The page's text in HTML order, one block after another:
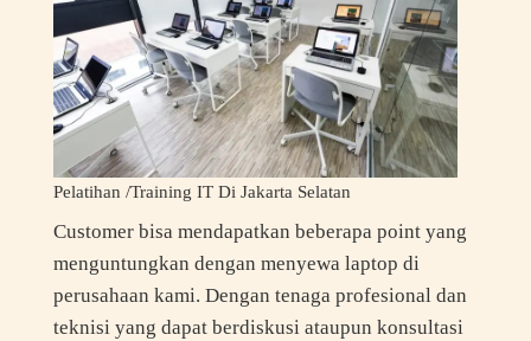
Pelatihan /Training IT Di Jakarta Selatan
Customer bisa mendapatkan beberapa point yang
menguntungkan dengan menyewa laptop di
perusahaan kami. Dengan tenaga profesional dan
teknisi yang dapat berdiskusi ataupun konsultasi